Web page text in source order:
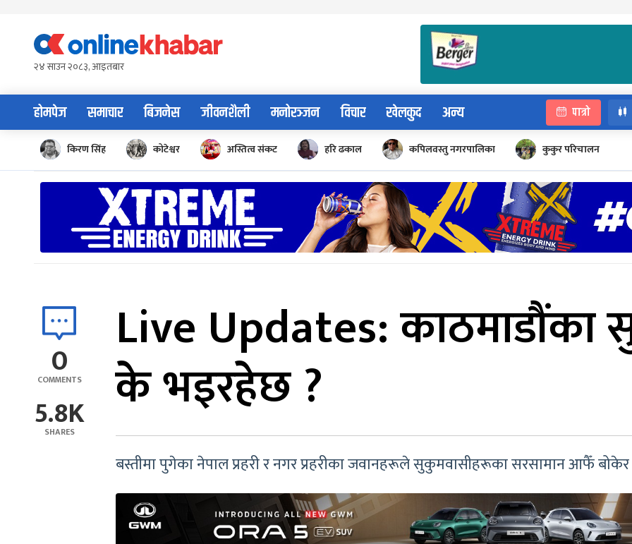
content२४ साउन २०८३, आइतबार
होमपेज समाचार बिजनेस जीवनशैली मनोरञ्जन विचार खेलकुद अन्य पात्रो
किरण सिंह कोटेश्वर अस्तित्व संकट हरि ढकाल कपिलवस्तु नगरपालिका कुकुर परिचालन
0
COMMENTS
5.8K
SHARES
Live Updates: काठमाडौंका
के भइरहेछ ?
बस्तीमा पुगेका नेपाल प्रहरी र नगर प्रहरीका जवानहरूले सुकुमवासीहरूका सरसामान आफैँ बोकेर